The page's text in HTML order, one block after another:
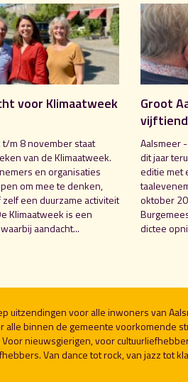
voor Klimaatweek
t/m 8 november staat
van de Klimaatweek.
en organisaties
om mee te denken,
een duurzame activiteit
Klimaatweek is een
aandacht...
Groot
Aalsmeer
dit jaar
editie met
oktober
dictee
uitzendingen voor alle inwoners van
alle binnen de gemeente voorkomende
nieuwsgierigen, voor
Van dance tot rock, van jazz tot